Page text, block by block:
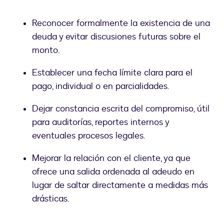
Reconocer formalmente la existencia de una
deuda y evitar discusiones futuras sobre el
monto.
Establecer una fecha límite clara para el
pago, individual o en parcialidades.
Dejar constancia escrita del compromiso, útil
para auditorías, reportes internos y
eventuales procesos legales.
Mejorar la relación con el cliente, ya que
ofrece una salida ordenada al adeudo en
lugar de saltar directamente a medidas más
drásticas.